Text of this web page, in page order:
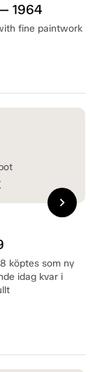
1964
fine paintwork
köptes som ny
idag kvar i
chevron_right